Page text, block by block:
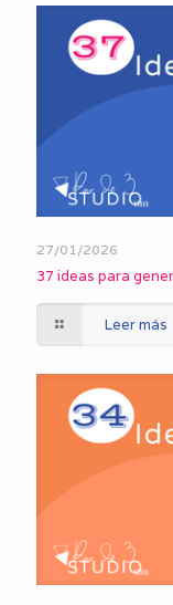
27/01/2026
37 ideas para
Leer más